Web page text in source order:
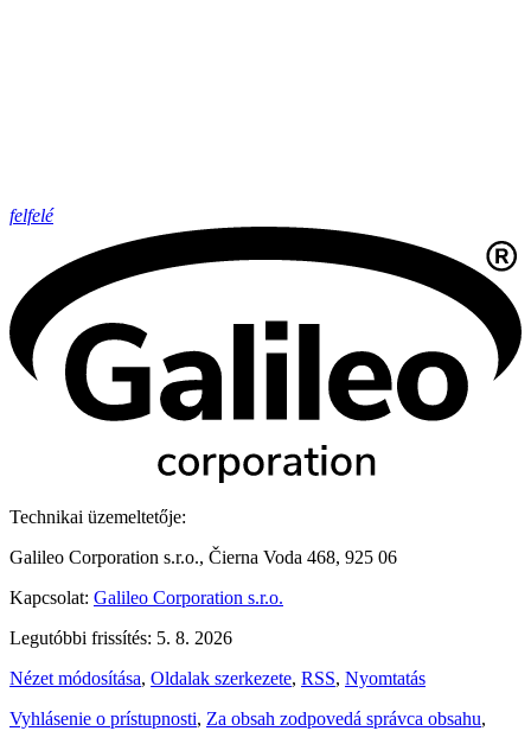
felfelé
Technikai üzemeltetője:
Galileo Corporation s.r.o., Čierna Voda 468, 925 06
Kapcsolat: Galileo Corporation s.r.o.
Legutóbbi frissítés: 5. 8. 2026
Nézet módosítása, Oldalak szerkezete, RSS, Nyomtatás
Vyhlásenie o prístupnosti, Za obsah zodpovedá správca obsahu,